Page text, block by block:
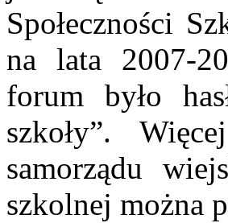
Społeczności
na lata 2007-
forum było
szkoły”.
samorządu
szkolnej można